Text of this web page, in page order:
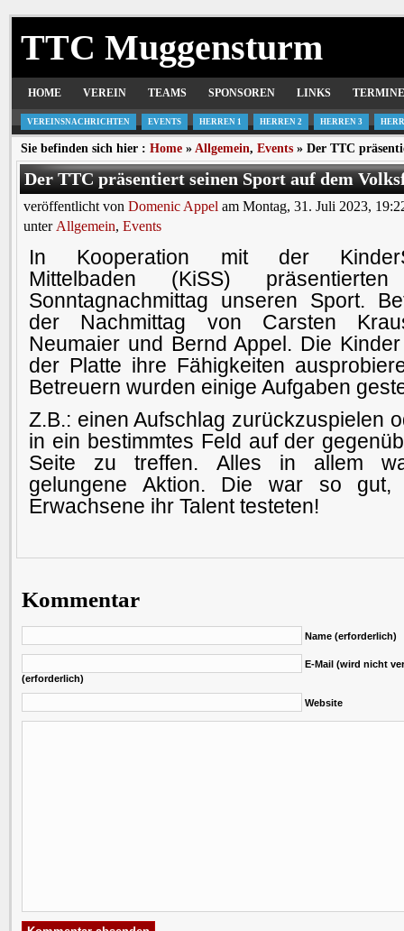
TTC Muggensturm
HOME VEREIN TEAMS SPONSOREN LINKS TERMINE
VEREINSNACHRICHTEN EVENTS HERREN 1 HERREN 2 HERREN 3
Sie befinden sich hier : Home » Allgemein, Events » Der TTC
Der TTC präsentiert seinen Sport auf dem
veröffentlicht von Domenic Appel am Montag, 31. Juli 2023,
unter Allgemein, Events
In Kooperation mit der
Mittelbaden (KiSS)
Sonntagnachmittag unseren Sport.
der Nachmittag von Carsten
Neumaier und Bernd Appel. Die
der Platte ihre Fähigkeiten
Betreuern wurden einige Aufgaben
Z.B.: einen Aufschlag zurückzuspielen
in ein bestimmtes Feld auf der
Seite zu treffen. Alles in allem
gelungene Aktion. Die war so gut,
Erwachsene ihr Talent testeten!
Kommentar
Name (erforderlich)
E-Mail (wird nicht
(erforderlich)
Website